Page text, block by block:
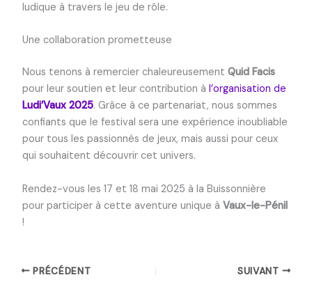
ludique à travers le jeu de rôle.
Une collaboration prometteuse
Nous tenons à remercier chaleureusement Quid Facis
pour leur soutien et leur contribution à l’organisation de
Ludi’Vaux 2025. Grâce à ce partenariat, nous sommes
confiants que le festival sera une expérience inoubliable
pour tous les passionnés de jeux, mais aussi pour ceux
qui souhaitent découvrir cet univers.
Rendez-vous les 17 et 18 mai 2025 à la Buissonnière
pour participer à cette aventure unique à Vaux-le-Pénil
!
PRÉCÉDENT SUIVANT